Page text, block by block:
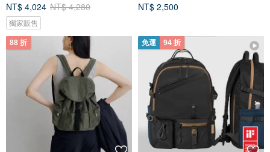
NT$ 4,024 NT$ 4,280
獨家販售
NT$ 2,500
88 折 免運 94 折